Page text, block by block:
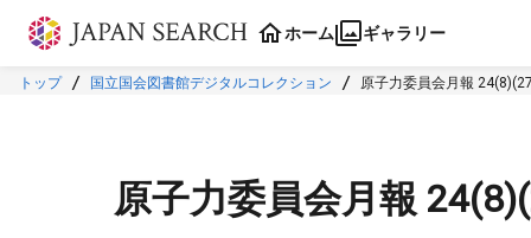
本文に飛ぶ
ホーム ギャラリー
トップ 国立国会図書館デジタルコレクション 原子力委員会月報
原子力委員会月報